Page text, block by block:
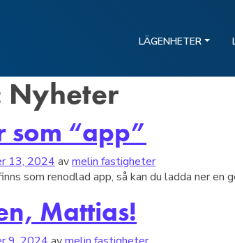
LÄGENHETER
Nyheter
som “app”
13, 2024 avmelin fastigheter
som renodlad app, så kan du ladda ner
Mattias!